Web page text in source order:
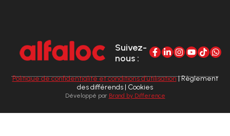
Suivez-
nous :
Politique de confidentialité et conditions d’utilisation| Règlement
des différends | Cookies
Développé par Brand by Difference